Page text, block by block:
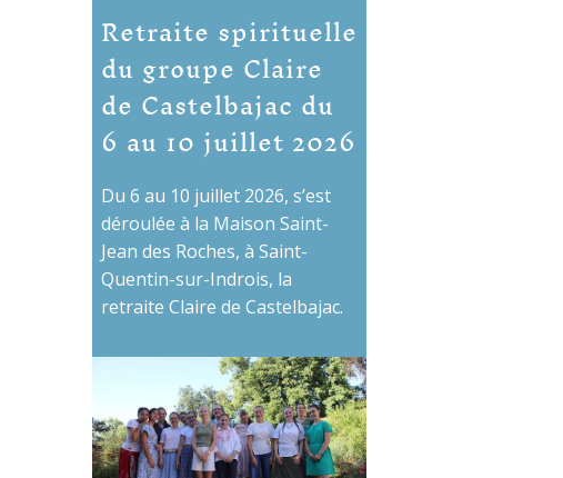
Retraite spirituelle
du groupe Claire
de Castelbajac du
6 au 10 juillet 2026
Du 6 au 10 juillet 2026, s’est
déroulée à la Maison Saint-
Jean des Roches, à Saint-
Quentin-sur-Indrois, la
retraite Claire de Castelbajac.